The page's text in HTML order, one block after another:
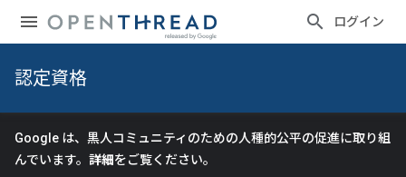
ログイン
認定資格
Google は、黒人コミュニティのための人種的公平の促進に取り組
んでいます。 詳細をご覧ください。